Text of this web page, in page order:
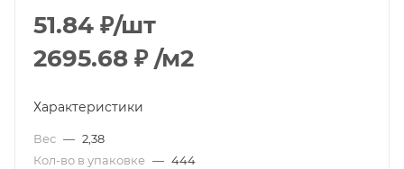
51.84 ₽/шт
2695.68 ₽ /м2
Характеристики
Вес — 2,38
Кол-во в упаковке — 444